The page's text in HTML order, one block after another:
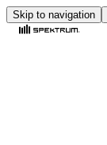
Skip to navigation